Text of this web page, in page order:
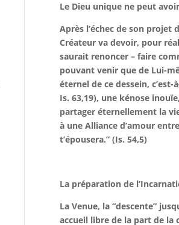
Le Dieu unique ne peut
Après l’échec de son projet
Créateur va devoir, pour
saurait renoncer – faire
pouvant venir que de Lui-
éternel de ce dessein,
Is. 63,19), une kénose
partager éternellement la
à une Alliance d’amour
t’épousera.” (Is. 54,5)
La préparation de
La Venue, la “descente”
accueil libre de la part de la